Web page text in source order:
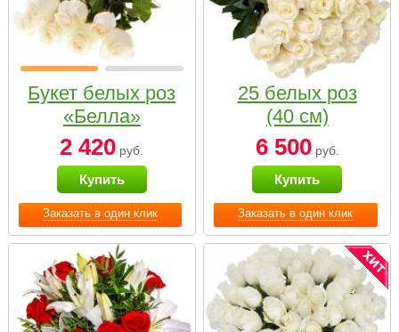
Заказать в один клик
Букет белых роз
«Белла»
2 420 руб.
Купить
Заказать в один клик
25 белых роз
(40 см)
6 500руб.
Купить